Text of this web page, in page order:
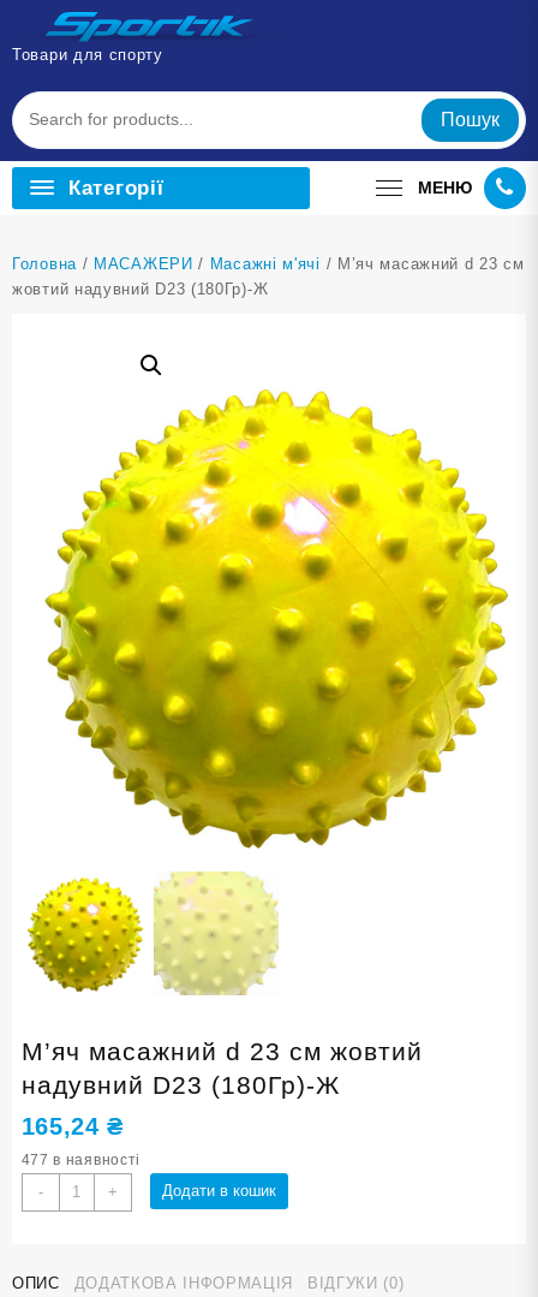
Перейти
вмісту
Товари для спорту
Пошук
Категорії МЕНЮ
Головна / МАСАЖЕРИ / Масажні м'ячі / М’яч масажний d 23 см
жовтий надувний D23 (180Гр)-Ж
М’яч масажний d 23 см жовтий
надувний D23 (180Гр)-Ж
165,24₴
477 в наявності
-
М'яч
масажний
см
+ Додати в кошик
ОПИС ДОДАТКОВА ІНФОРМАЦІЯ ВІДГУКИ (0)